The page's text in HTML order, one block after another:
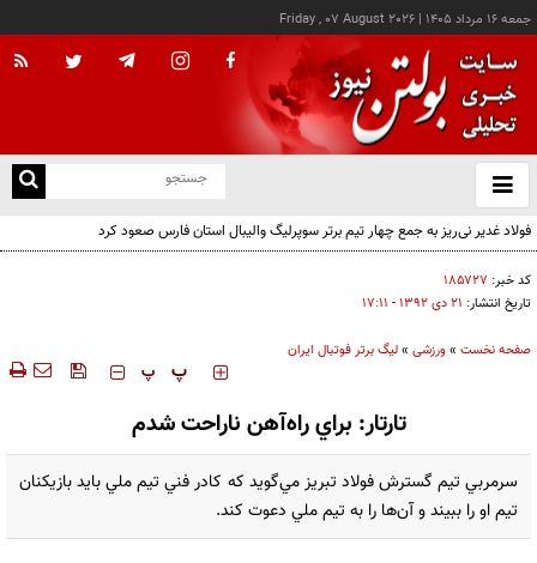
جمعه ۱۶ مرداد ۱۴۰۵ |
Friday , 07 August 2026
باز
و
فولاد غدیر نی‌ریز به جمع چهار تیم برتر سوپرلیگ والیبال استان فارس صعود کرد
کد خبر: ۱۸۵۷۲۷
تاریخ انتشار: ۲۱ دی ۱۳۹۲ - ۱۷:۱۱
صفحه نخست »ورزشی »لیگ برتر فوتبال ایران
‍‍‍ پ پ
تارتار: براي راه‌آهن ناراحت شدم
سرمربي تيم گسترش فولاد تبريز مي‌گويد که کادر فني تيم ملي بايد بازيکنان
تيم او را ببيند و آن‌ها را به تيم ملي دعوت کند.